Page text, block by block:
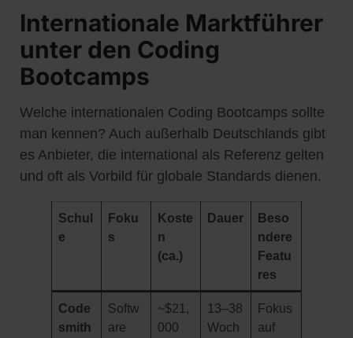
Internationale Marktführer
unter den Coding
Bootcamps
Welche internationalen Coding Bootcamps sollte
man kennen? Auch außerhalb Deutschlands gibt
es Anbieter, die international als Referenz gelten
und oft als Vorbild für globale Standards dienen.
Schul
e
Foku
s
Koste
n
(ca.)
Dauer
Beso
ndere
Featu
res
Code
smith
Softw
are
~$21,
000
13–38
Woch
Fokus
auf